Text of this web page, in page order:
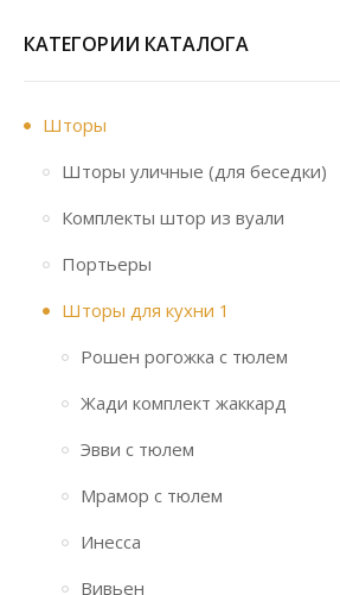
КАТЕГОРИИ КАТАЛОГА
Шторы
Шторы уличные (для беседки)
Комплекты штор из вуали
Портьеры
Шторы для кухни 1
Рошен рогожка с тюлем
Жади комплект жаккард
Эвви с тюлем
Мрамор с тюлем
Инесса
Вивьен